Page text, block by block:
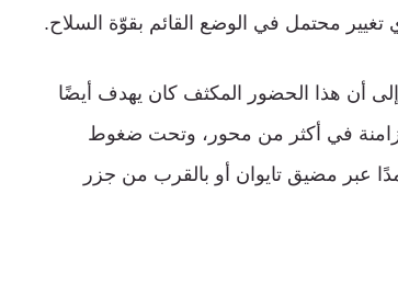
محتمل في الوضع القائم بقوّة السلاح.
إلى أن هذا الحضور المكثف كان يهدف أيضًا
في أكثر من محور، وتحت ضغوط
عبر مضيق تايوان أو بالقرب من جزر